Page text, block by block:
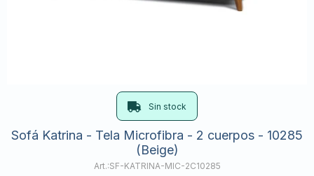
Sin stock
Sofá Katrina - Tela Microfibra - 2 cuerpos - 10285
(Beige)
SF-KATRINA-MIC-2C10285